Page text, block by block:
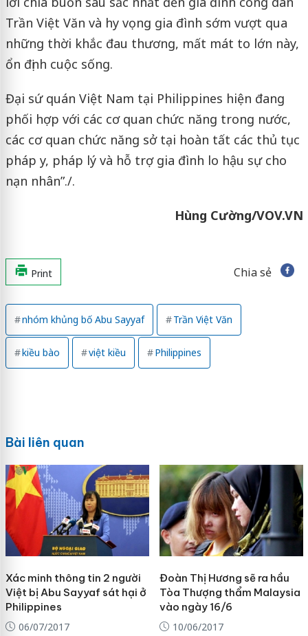
Trần Việt Văn và hy vọng gia đình sớm vượt qua
những thời khắc đau thương, mất mát to lớn này,
ổn định cuộc sống.
Đại sứ quán Việt Nam tại Philippines hiện đang
phối hợp với các cơ quan chức năng trong nước,
các cơ quan chức năng sở tại hoàn tất các thủ tục
pháp y, pháp lý và hỗ trợ gia đình lo hậu sự cho
nạn nhân”./.
Hùng Cường/VOV.VN
Print Chia sẻ
nhóm khủng bố Abu Sayyaf Trần Việt Văn
kiều bào việt kiều Philippines
Bài liên quan
Xác minh thông tin 2 người
Việt bị Abu Sayyaf sát hại ở
Philippines
06/07/2017
Đoàn Thị Hương sẽ ra hầu
Tòa Thượng thẩm Malaysia
vào ngày 16/6
10/06/2017